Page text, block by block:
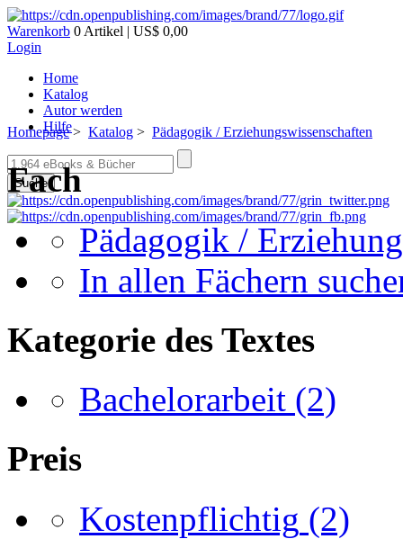
Warenkorb 0 Artikel | US$ 0,00
Login
Home
Katalog
Autor werden
Hilfe
Suche
Homepage> Katalog > Pädagogik / Erziehungswissenschaften
Fach
Pädagogik /
In allen Fächern
Kategorie des Textes
Bachelorarbeit (2)
Preis
Kostenpflichtig (2)